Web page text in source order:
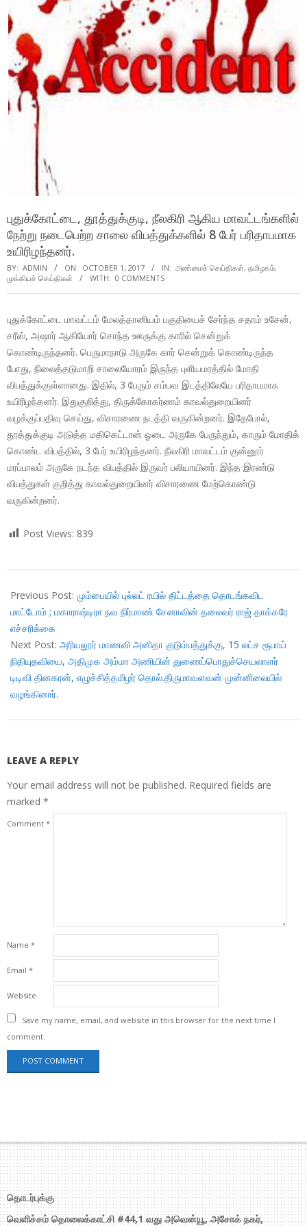
புதுக்கோட்டை, தூத்துக்குடி, நீலகிரி ஆகிய மாவட்டங்களில்
நேற்று நடைபெற்ற சாலை விபத்துக்களில் 8 பேர் பரிதாபமாக
உயிரிழந்தனர்.
BY: ADMIN ON: OCTOBER 1, 2017 IN: அண்மைச் செய்திகள், தமிழகம்,
முக்கியச் செய்திகள்
WITH: 0 COMMENTS
புதுக்கோட்டை மாவட்டம் மேலத்தானியம் பகுதியைச் சேர்ந்த சதாம் உசேன்,
சரீஸ், அஷார் ஆகியோர் சொந்த ஊருக்கு காரில் சென்றுக்
கொண்டிருந்தனர். பெருமாநாடு அருகே கார் சென்றுக் கொண்டிருந்த
போது, நிலைத்தடுமாறி சாலையோரம் இருந்த புளியமரத்தில் மோதி
விபத்துக்குள்ளானது. இதில், 3 பேரும் சம்பவ இடத்திலேயே பரிதாபமாக
உயிரிழந்தனர். இதுகுறித்து, திருக்கோகர்ணம் காவல்துறையினர்
வழக்குப்பதிவு செய்து, விசாரணை நடத்தி வருகின்றனர். இதேபோல்,
தூத்துக்குடி அடுத்த மதிகெட்டான் ஓடை அருகே பேருந்தும், காரும் மோதிக்
கொண்ட விபத்தில், 3 பேர் உயிரிழந்தனர். நீலகிரி மாவட்டம் குன்னூர்
மரப்பாலம் அருகே நடந்த விபத்தில் இருவர் பலியாயினர். இந்த இரண்டு
விபத்துகள் குறித்து காவல்துறையினர் விசாரணை மேற்கொண்டு
வருகின்றனர்.
Post Views: 839
10-
01
Previous Post: மும்பையில் புல்லட் ரயில் திட்டத்தை தொடங்கவிட
மாட்டோம் ; மகாராஷ்டிரா நவ நிர்மாண் சேனாவின் தலைவர் ராஜ் தாக்கரே
எச்சரிக்கை
Next Post: அரியலூர் மாணவி அனிதா குடும்பத்துக்கு, 15 லட்ச ரூபாய்
நிதியுதவியை, அதிமுக அம்மா அணியின் துணைப்பொதுச்செயலாளர்
டிடிவி தினகரன், எழுச்சித்தமிழர் தொல்.திருமாவளவன் முன்னிலையில்
வழங்கினார்.
LEAVE A REPLY
Your email address will not be published. Required fields are
marked *
Comment *
Name *
Email *
Website
Save my name, email, and website in this browser for the next time I
comment.
தொடர்புக்கு
வெளிச்சம் தொலைக்காட்சி #44,1 வது அவென்யூ, அசோக் நகர்,